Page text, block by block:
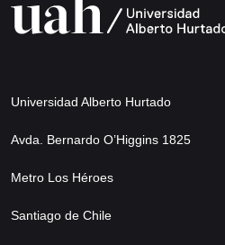
Universidad Alberto Hurtado
Avda. Bernardo O’Higgins 1825
Metro Los Héroes
Santiago de Chile